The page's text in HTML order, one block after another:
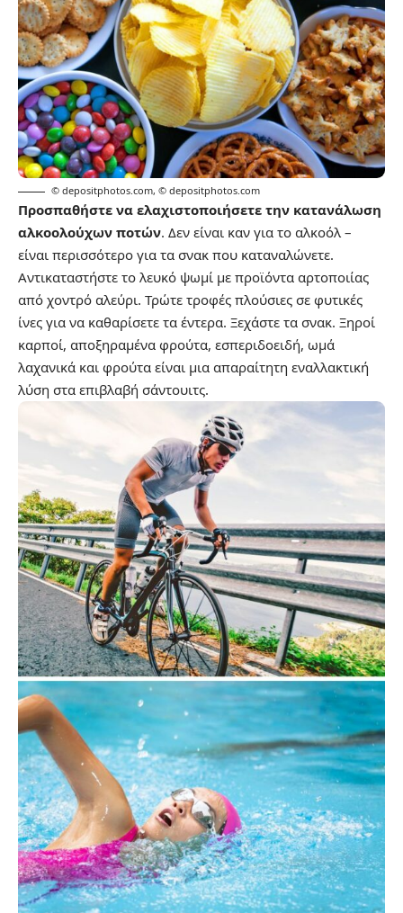
© depositphotos.com, © depositphotos.com
Προσπαθήστε να ελαχιστοποιήσετε την κατανάλωση
αλκοολούχων ποτών. Δεν είναι καν για το αλκοόλ –
είναι περισσότερο για τα σνακ που καταναλώνετε.
Αντικαταστήστε το λευκό ψωμί με προϊόντα αρτοποιίας
από χοντρό αλεύρι. Τρώτε τροφές πλούσιες σε φυτικές
ίνες για να καθαρίσετε τα έντερα. Ξεχάστε τα σνακ. Ξηροί
καρποί, αποξηραμένα φρούτα, εσπεριδοειδή, ωμά
λαχανικά και φρούτα είναι μια απαραίτητη εναλλακτική
λύση στα επιβλαβή σάντουιτς.